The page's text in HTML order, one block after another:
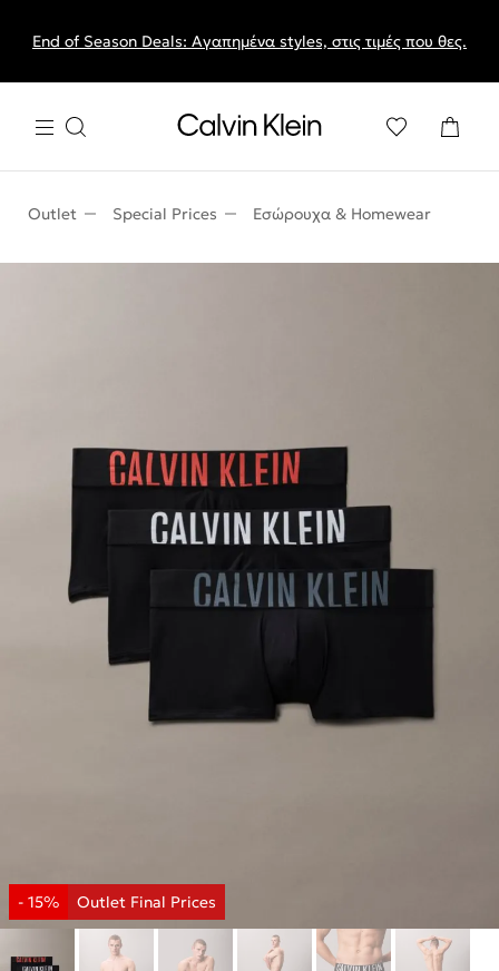
End of Season Deals: Αγαπημένα styles, στις τιμές που θες.
Outlet Special Prices Εσώρουχα & Homewear